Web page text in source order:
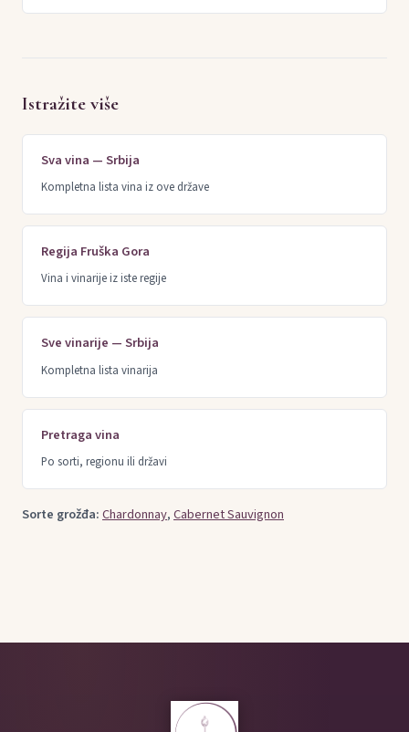
Istražite više
Sva vina — Srbija
Kompletna lista vina iz ove države
Regija Fruška Gora
Vina i vinarije iz iste regije
Sve vinarije — Srbija
Kompletna lista vinarija
Pretraga vina
Po sorti, regionu ili državi
Sorte grožđa:Chardonnay,Cabernet Sauvignon